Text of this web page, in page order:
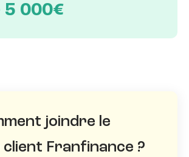
5 000€
joindre le
Franfinance ?